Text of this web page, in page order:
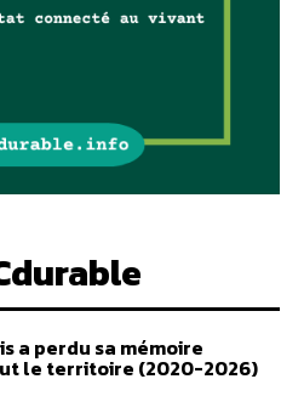
a perdu sa mémoire
le territoire (2020-2026)